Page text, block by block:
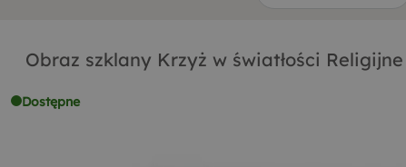
Obraz szklany Krzyż w światłości Religijne
Dostępne